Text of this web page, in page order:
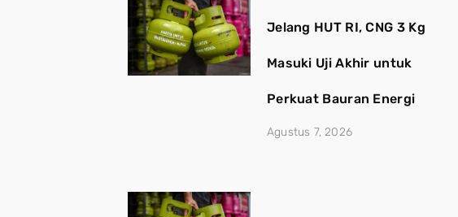
Jelang HUT RI, CNG 3 Kg
Masuki Uji Akhir untuk
Perkuat Bauran Energi
Agustus 7, 2026